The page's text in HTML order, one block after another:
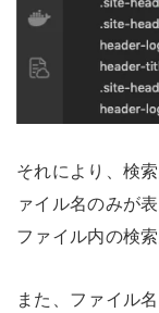
それにより、検
ァイル名のみが
ファイル内の検
また、ファイル